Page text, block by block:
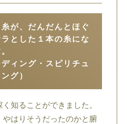
が、だんだんとほぐ
とした１本の糸にな
ディング・スピリチュ
グ）
知ることができました。
やはりそうだったのかと腑